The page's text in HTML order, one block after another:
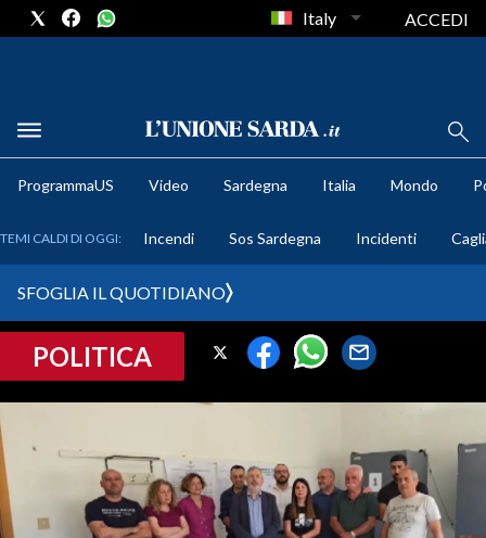
METEO
CRONACA SARDEGNA
SULCIS IGLESIENTE
MEDIO CAMPIDANO
ORISTANO E PROVINCIA
Italy ACCEDI
ProgrammaUS Video Sardegna Italia Mondo
TEMI CALDI DI OGGI: Incendi Sos Sardegna Incidenti
SFOGLIA IL QUOTIDIANO
POLITICA